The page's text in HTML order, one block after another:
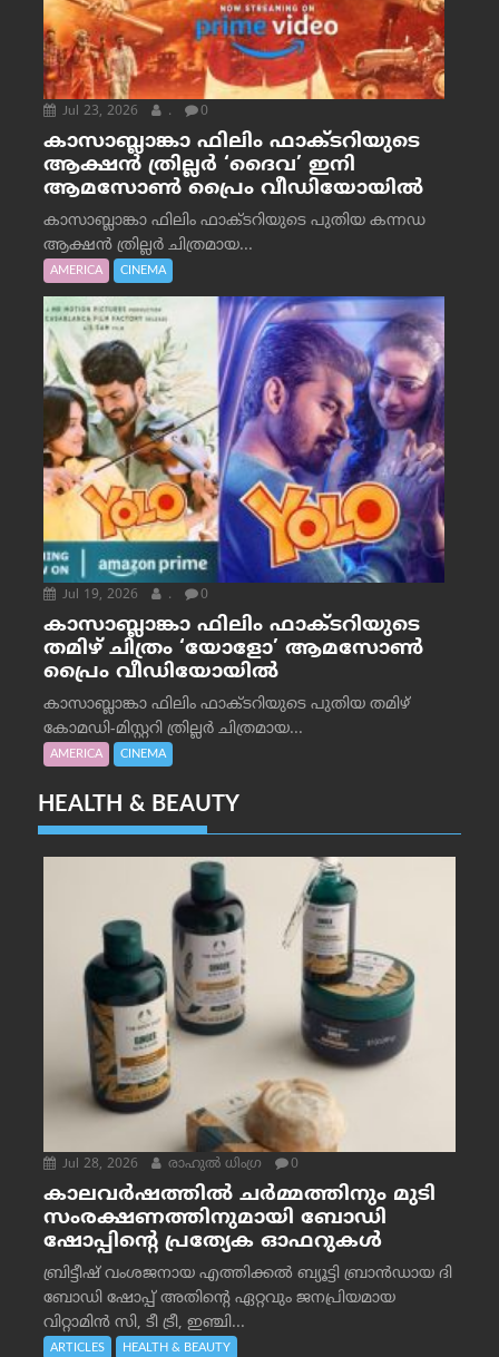
Jul 23, 2026 . 0
കാസാബ്ലാങ്കാ ഫിലിം ഫാക്ടറിയുടെ
ആക്ഷൻ ത്രില്ലർ ‘ദൈവ’ ഇനി
ആമസോൺ പ്രൈം വീഡിയോയിൽ
കാസാബ്ലാങ്കാ ഫിലിം ഫാക്ടറിയുടെ പുതിയ കന്നഡ
ആക്ഷൻ ത്രില്ലർ ചിത്രമായ...
AMERICA CINEMA
Jul 19, 2026 . 0
കാസാബ്ലാങ്കാ ഫിലിം ഫാക്ടറിയുടെ
തമിഴ് ചിത്രം ‘യോളോ’ ആമസോൺ
പ്രൈം വീഡിയോയിൽ
കാസാബ്ലാങ്കാ ഫിലിം ഫാക്ടറിയുടെ പുതിയ തമിഴ്
കോമഡി-മിസ്റ്ററി ത്രില്ലർ ചിത്രമായ...
AMERICA CINEMA
HEALTH & BEAUTY
Jul 28, 2026 രാഹുല്‍ ധിംഗ്ര 0
കാലവർഷത്തിൽ ചർമ്മത്തിനും മുടി
സംരക്ഷണത്തിനുമായി ബോഡി
ഷോപ്പിന്റെ പ്രത്യേക ഓഫറുകൾ
ബ്രിട്ടീഷ് വംശജനായ എത്തിക്കൽ ബ്യൂട്ടി ബ്രാൻഡായ ദി
ബോഡി ഷോപ്പ് അതിന്റെ ഏറ്റവും ജനപ്രിയമായ
വിറ്റാമിൻ സി, ടീ ട്രീ, ഇഞ്ചി...
ARTICLES HEALTH & BEAUTY